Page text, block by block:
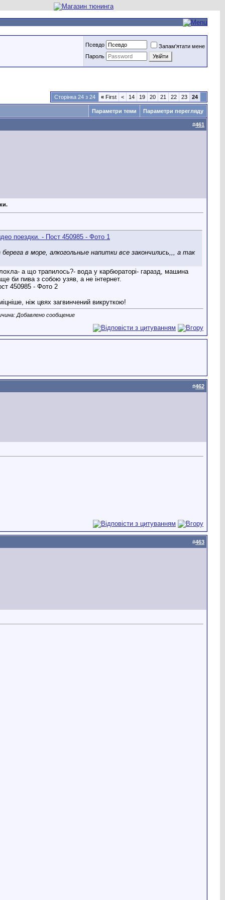
Псевдо
Запам'ятати мене
Пароль
Сторінка 24 з 24 « First < 14 19 20 21 22 23 24
Параметри теми Параметри перегляду
#461
в море, алкогольные напитки все закончились,,, а так
а що трапилось?- вода у карбюраторі- гаразд, машина
би пива з собою узяв, а не інтернет.
ніж цвях загвинчений викруткою!
Добавлено сообщение
#462
#463